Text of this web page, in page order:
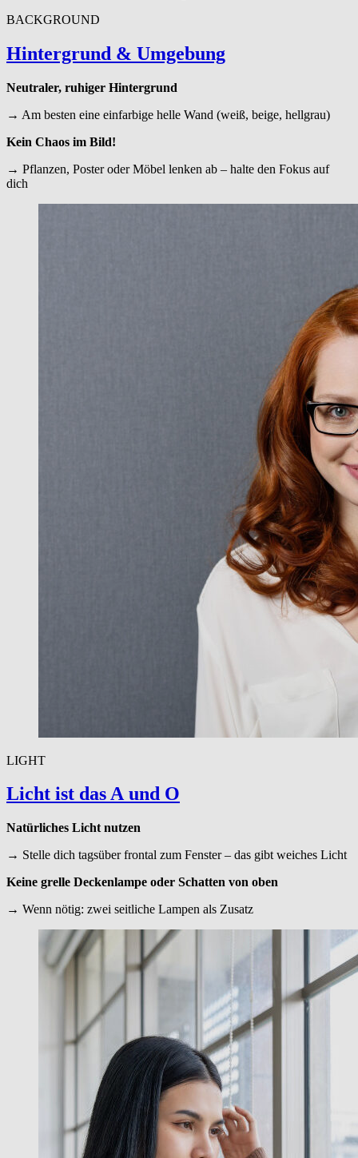
BACKGROUND
Hintergrund & Umgebung
Neutraler, ruhiger Hintergrund
→ Am besten eine einfarbige helle Wand (weiß, beige, hellgrau)
Kein Chaos im Bild!
→ Pflanzen, Poster oder Möbel lenken ab – halte den Fokus auf
dich
LIGHT
Licht ist das A und O
Natürliches Licht nutzen
→ Stelle dich tagsüber frontal zum Fenster – das gibt weiches Licht
Keine grelle Deckenlampe oder Schatten von oben
→ Wenn nötig: zwei seitliche Lampen als Zusatz